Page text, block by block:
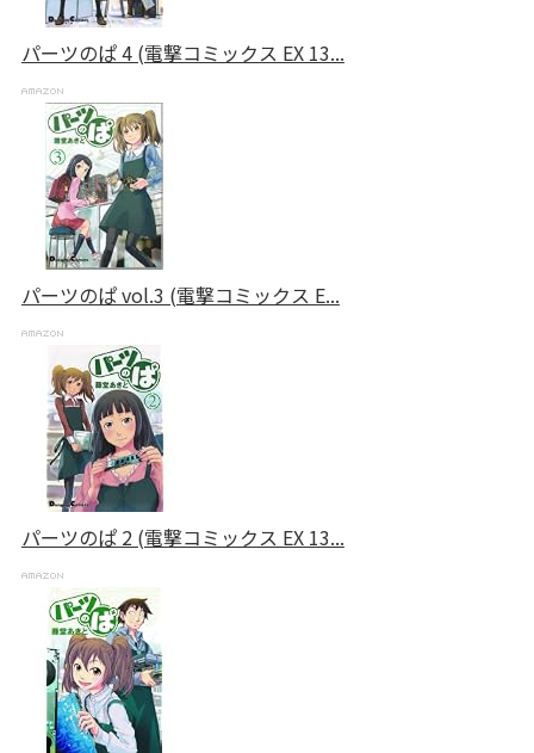
パーツのぱ 4 (電撃コミックス EX 13...
パーツのぱ vol.3 (電撃コミックス E...
パーツのぱ 2 (電撃コミックス EX 13...